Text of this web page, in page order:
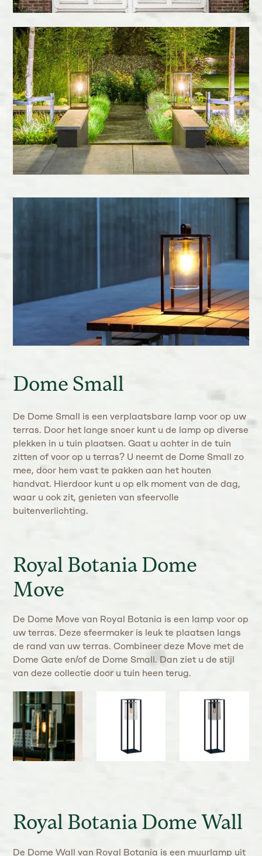
Dome Small
De Dome Small is een verplaatsbare lamp voor op uw
terras. Door het lange snoer kunt u de lamp op diverse
plekken in u tuin plaatsen. Gaat u achter in de tuin
zitten of voor op u terras? U neemt de Dome Small zo
mee, door hem vast te pakken aan het houten
handvat. Hierdoor kunt u op elk moment van de dag,
waar u ook zit, genieten van sfeervolle
buitenverlichting.
Royal Botania Dome
Move
De Dome Move van Royal Botania is een lamp voor op
uw terras. Deze sfeermaker is leuk te plaatsen langs
de rand van uw terras. Combineer deze Move met de
Dome Gate en/of de Dome Small. Dan ziet u de stijl
van deze collectie door u tuin heen terug.
Royal Botania Dome Wall
De Dome Wall van Royal Botania is een muurlamp uit